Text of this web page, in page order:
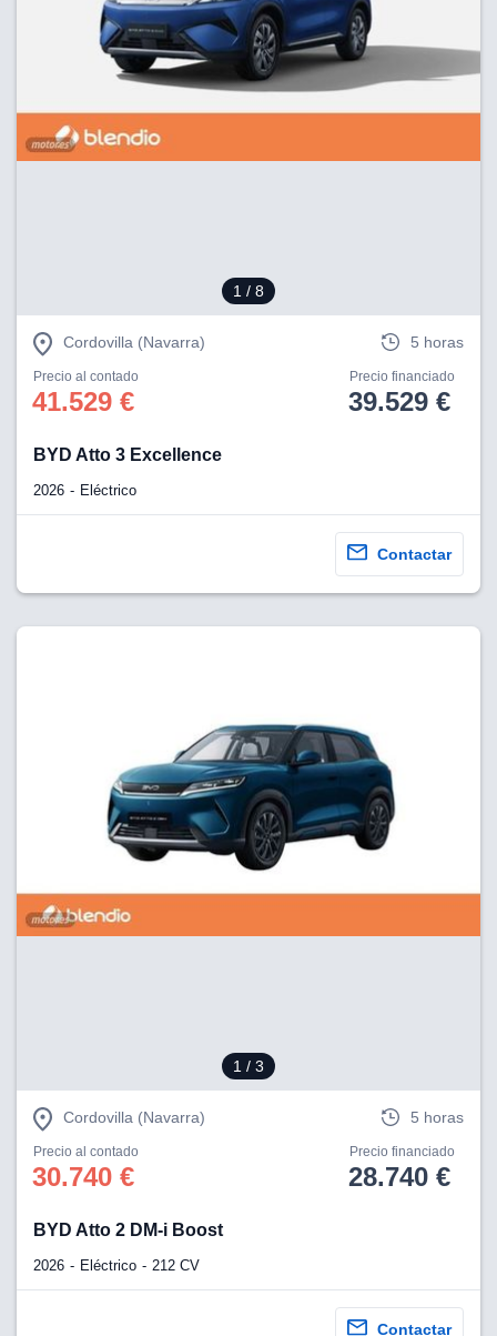
1 / 8
Cordovilla (Navarra) 5 horas
Precio al contado
41.529 €
Precio financiado
39.529 €
BYD Atto 3 Excellence
2026 Eléctrico
Contactar
1 / 3
Cordovilla (Navarra) 5 horas
Precio al contado
30.740 €
Precio financiado
28.740 €
BYD Atto 2 DM-i Boost
2026 Eléctrico 212 CV
Contactar